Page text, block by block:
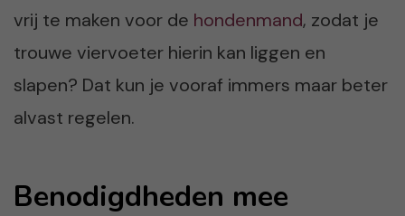
vrij te maken voor de hondenmand, zodat je
trouwe viervoeter hierin kan liggen en
slapen? Dat kun je vooraf immers maar beter
alvast regelen.
Benodigdheden mee